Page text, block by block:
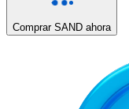
Comprar SAND ahora